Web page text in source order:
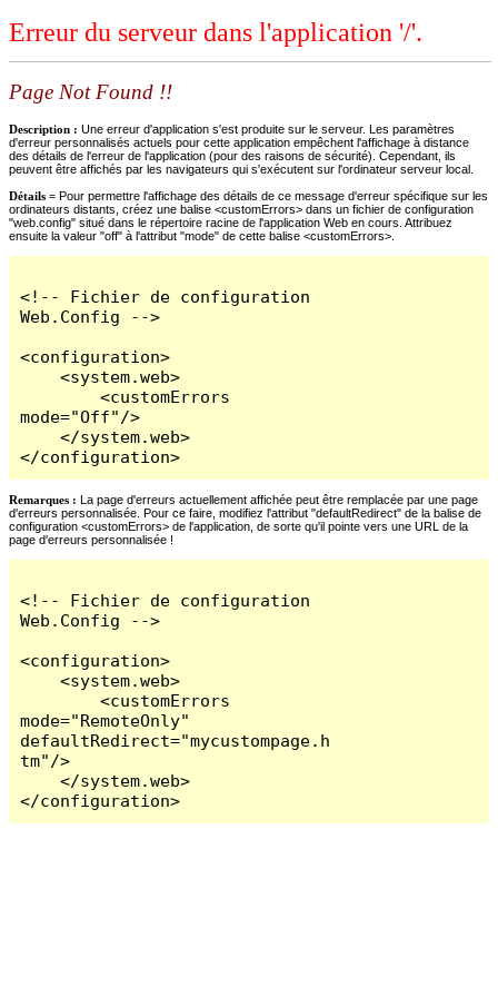
Erreur du serveur dans l'application '/'.
Page Not Found !!
Description : Une erreur d'application s'est produite sur le serveur. Les paramètres
d'erreur personnalisés actuels pour cette application empêchent l'affichage à distance
des détails de l'erreur de l'application (pour des raisons de sécurité). Cependant, ils
peuvent être affichés par les navigateurs qui s'exécutent sur l'ordinateur serveur local.
Détails = Pour permettre l'affichage des détails de ce message d'erreur spécifique sur les
ordinateurs distants, créez une balise <customErrors> dans un fichier de configuration
"web.config" situé dans le répertoire racine de l'application Web en cours. Attribuez
ensuite la valeur "off" à l'attribut "mode" de cette balise <customErrors>.
<!-- Fichier de configuration
Web.Config -->
<configuration>
    <system.web>
        <customErrors
mode="Off"/>
    </system.web>
</configuration>
Remarques : La page d'erreurs actuellement affichée peut être remplacée par une page
d'erreurs personnalisée. Pour ce faire, modifiez l'attribut "defaultRedirect" de la balise de
configuration <customErrors> de l'application, de sorte qu'il pointe vers une URL de la
page d'erreurs personnalisée !
<!-- Fichier de configuration
Web.Config -->
<configuration>
    <system.web>
        <customErrors
mode="RemoteOnly"
defaultRedirect="mycustompage.h
tm"/>
    </system.web>
</configuration>